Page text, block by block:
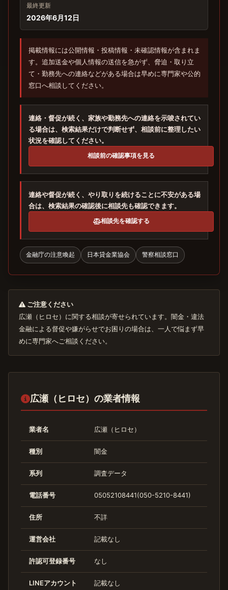
最終更新
2026年6月12日
掲載情報には公開情報・投稿情報・未確認情報が含まれま
す。追加送金や個人情報の送信を急がず、脅迫・取り立
て・勤務先への連絡などがある場合は早めに専門家や公的
窓口へ相談してください。
連絡・督促が続く、家族や勤務先への連絡を示唆されてい
る場合は、検索結果だけで判断せず、相談前に整理したい
状況を確認してください。
相談前の確認事項を見る
連絡や督促が続く、やり取りを続けることに不安がある場
合は、検索結果の確認後に相談先も確認できます。
相談先を確認する
金融庁の注意喚起 日本貸金業協会 警察相談窓口
ご注意ください
広瀬（ヒロセ）に関する相談が寄せられています。闇金・違法
金融による督促や嫌がらせでお困りの場合は、一人で悩まず早
めに専門家へご相談ください。
広瀬（ヒロセ）の業者情報
業者名 広瀬（ヒロセ）
種別 闇金
系列 調査データ
電話番号 05052108441(050-5210-8441)
住所 不詳
運営会社 記載なし
許認可登録番号 なし
LINEアカウント 記載なし